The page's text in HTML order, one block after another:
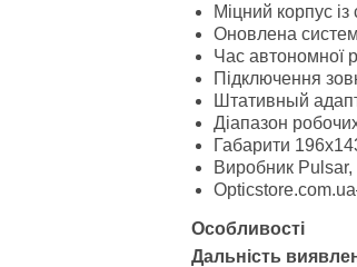
Міцний корпус
Оновлена
Час автономної
Підключення
Штативный
Діапазон
Габарити
Виробник Pulsar,
Особливості
Дальність